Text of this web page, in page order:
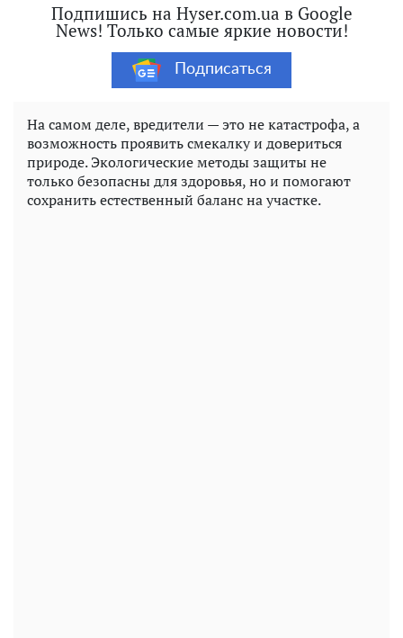
Подпишись на Hyser.com.ua в Google
News! Только самые яркие новости!
Подписаться
На самом деле, вредители — это не катастрофа, а
возможность проявить смекалку и довериться
природе. Экологические методы защиты не
только безопасны для здоровья, но и помогают
сохранить естественный баланс на участке.